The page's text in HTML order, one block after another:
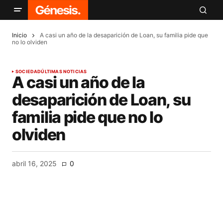
Inicio
A casi un año de la desaparición de Loan, su familia pide que
no lo olviden​
SOCIEDADÚLTIMAS NOTICIAS
A casi un año de la
desaparición de Loan, su
familia pide que no lo
olviden​
abril 16, 2025 0